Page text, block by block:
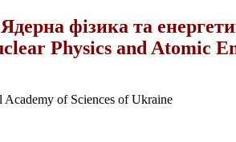
Ядерна фізика та
Physics and Atomic
of Sciences of Ukraine